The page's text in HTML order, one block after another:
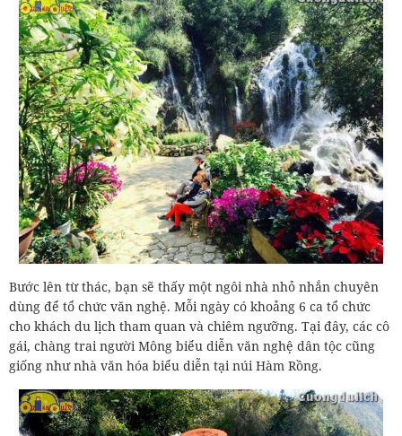
Bước lên từ thác, bạn sẽ thấy một ngôi nhà nhỏ nhắn chuyên
dùng để tổ chức văn nghệ. Mỗi ngày có khoảng 6 ca tổ chức
cho khách du lịch tham quan và chiêm ngưỡng. Tại đây, các cô
gái, chàng trai người Mông biểu diễn văn nghệ dân tộc cũng
giống như nhà văn hóa biểu diễn tại núi Hàm Rồng.